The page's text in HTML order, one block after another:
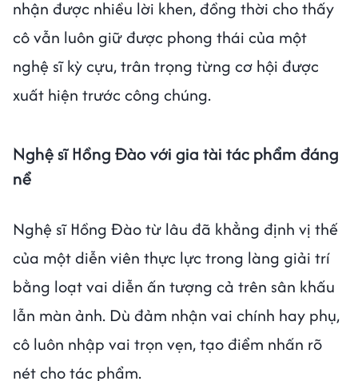
nhận được nhiều lời khen, đồng thời cho thấy
cô vẫn luôn giữ được phong thái của một
nghệ sĩ kỳ cựu, trân trọng từng cơ hội được
xuất hiện trước công chúng.
Nghệ sĩ Hồng Đào với gia tài tác phẩm đáng
nể
Nghệ sĩ Hồng Đào từ lâu đã khẳng định vị thế
của một diễn viên thực lực trong làng giải trí
bằng loạt vai diễn ấn tượng cả trên sân khấu
lẫn màn ảnh. Dù đảm nhận vai chính hay phụ,
cô luôn nhập vai trọn vẹn, tạo điểm nhấn rõ
nét cho tác phẩm.